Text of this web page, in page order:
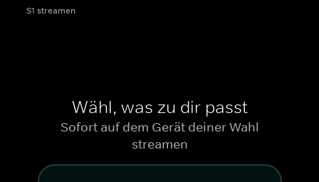
S1 streamen
Wähl, was zu dir passt
Sofort auf dem Gerät deiner Wahl
streamen